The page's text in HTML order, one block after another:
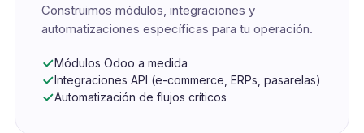
Construimos módulos, integraciones y
automatizaciones específicas para tu operación.
Módulos Odoo a medida
Integraciones API (e-commerce, ERPs, pasarelas)
Automatización de flujos críticos